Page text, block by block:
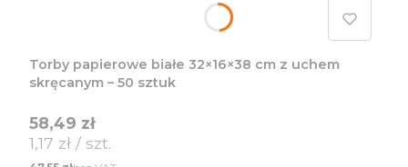
Torby papierowe białe 32×16×38 cm z uchem
skręcanym – 50 sztuk
Cena
58,49 zł
Cena jednostkowa
1,17 zł / szt.